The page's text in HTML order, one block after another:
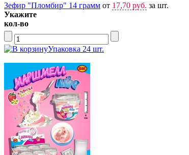
Зефир "Пломбир" 14 грамм от 17,70 руб. за шт.
Укажите
кол-во
Упаковка 24 шт.